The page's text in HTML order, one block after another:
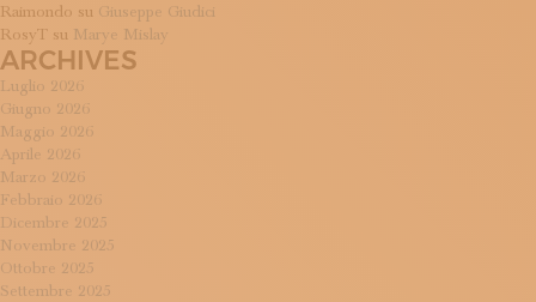
Raimondo su Giuseppe Giudici
RosyT su Marye Mislay
ARCHIVES
Luglio 2026
Giugno 2026
Maggio 2026
Aprile 2026
Marzo 2026
Febbraio 2026
Dicembre 2025
Novembre 2025
Ottobre 2025
Settembre 2025